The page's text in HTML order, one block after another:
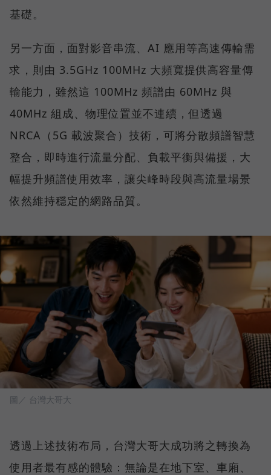
基礎。
另一方面，面對影音串流、AI 應用等高速傳輸需
求，則由 3.5GHz 100MHz 大頻寬提供高容量傳
輸能力，雖然這 100MHz 頻譜由 60MHz 與
40MHz 組成、物理位置並不連續，但透過
NRCA（5G 載波聚合）技術，可將分散頻譜智慧
整合，即時進行流量分配、負載平衡與備援，大
幅提升頻譜使用效率，讓尖峰時段與高流量場景
依然維持穩定的網路品質。
圖／ 台灣大哥大
透過上述技術布局，台灣大哥大成功將之轉換為
使用者最有感的體驗：無論是在地下室、車廂、